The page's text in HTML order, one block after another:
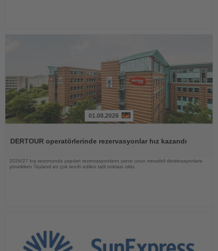
01.08.2026
DERTOUR operatörlerinde rezervasyonlar hız kazandı
2026/27 kış sezonunda yapılan rezervasyonların yarısı uzun mesafeli destinasyonlara
yönelirken Tayland en çok tercih edilen tatil noktası oldu